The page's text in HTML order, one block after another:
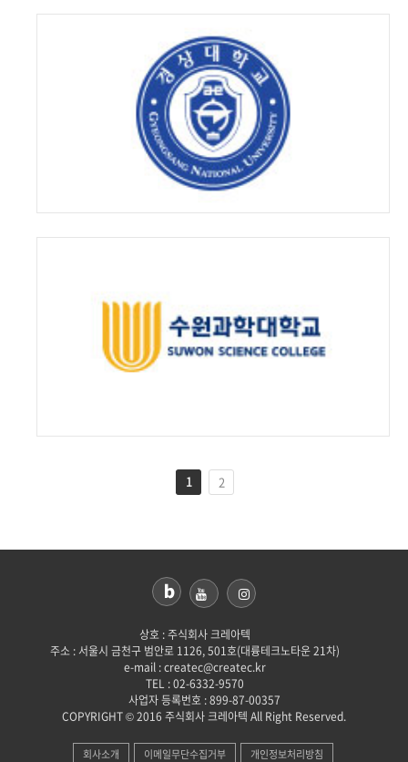
1 2
상호 : 주식회사 크레아텍
주소 : 서울시 금천구 범안로 1126, 501호(대륭테크노타운 21차)
e-mail : createc@createc.kr
TEL : 02-6332-9570
사업자 등록번호 : 899-87-00357
COPYRIGHT © 2016 주식회사 크레아텍 All Right Reserved.
회사소개 이메일무단수집거부 개인정보처리방침